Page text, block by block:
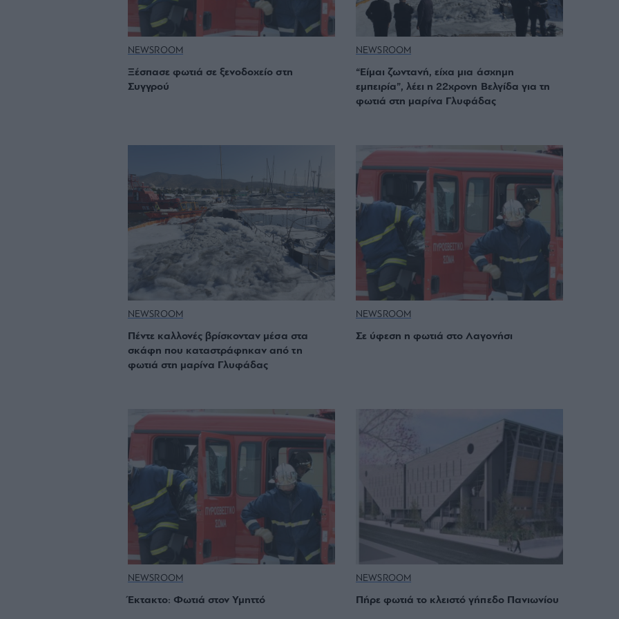
NEWSROOM
Ξέσπασε φωτιά σε ξενοδοχείο στη
Συγγρού
NEWSROOM
“Είμαι ζωντανή, είχα μια άσχημη
εμπειρία”, λέει η 22χρονη Βελγίδα για τη
φωτιά στη μαρίνα Γλυφάδας
NEWSROOM
Πέντε καλλονές βρίσκονταν μέσα στα
σκάφη που καταστράφηκαν από τη
φωτιά στη μαρίνα Γλυφάδας
NEWSROOM
Σε ύφεση η φωτιά στο Λαγονήσι
NEWSROOM
Έκτακτο: Φωτιά στον Υμηττό
NEWSROOM
Πήρε φωτιά το κλειστό γήπεδο Πανιωνίου